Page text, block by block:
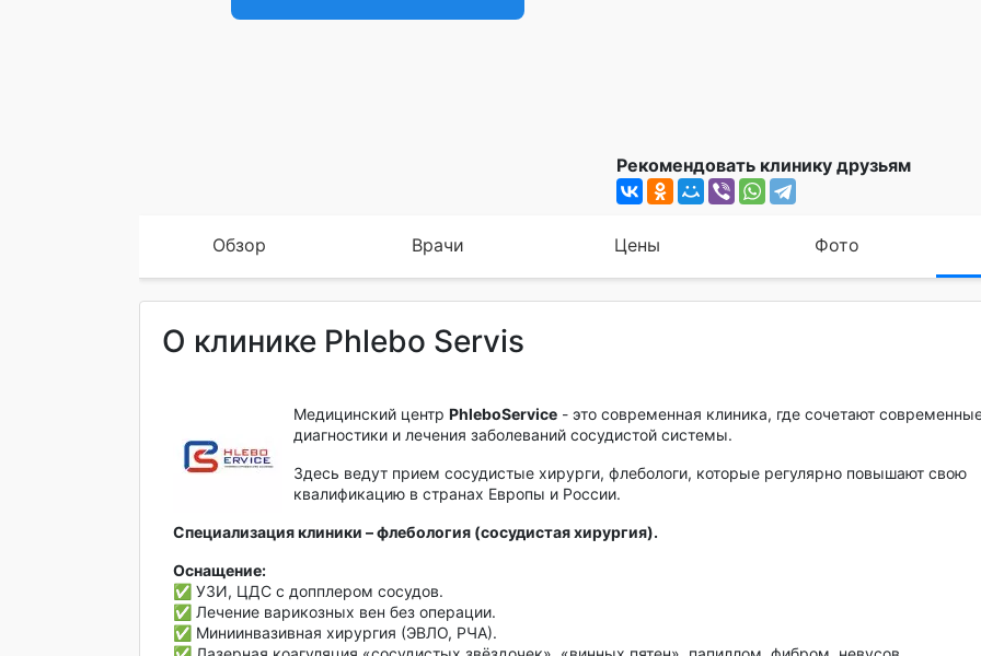
Рекомендовать клинику друзьям
Обзор Врачи Цены Фото
О клинике Phlebo Servis
Медицинский центр PhleboService - это современная клиника, где сочетают
диагностики и лечения заболеваний сосудистой системы.
Здесь ведут прием сосудистые хирурги, флебологи, которые регулярно повышают свою
квалификацию в странах Европы и России.
Специализация клиники – флебология (сосудистая хирургия).
Оснащение:
✅ УЗИ, ЦДС с допплером сосудов.
✅ Лечение варикозных вен без операции.
✅ Миниинвазивная хирургия (ЭВЛО, РЧА).